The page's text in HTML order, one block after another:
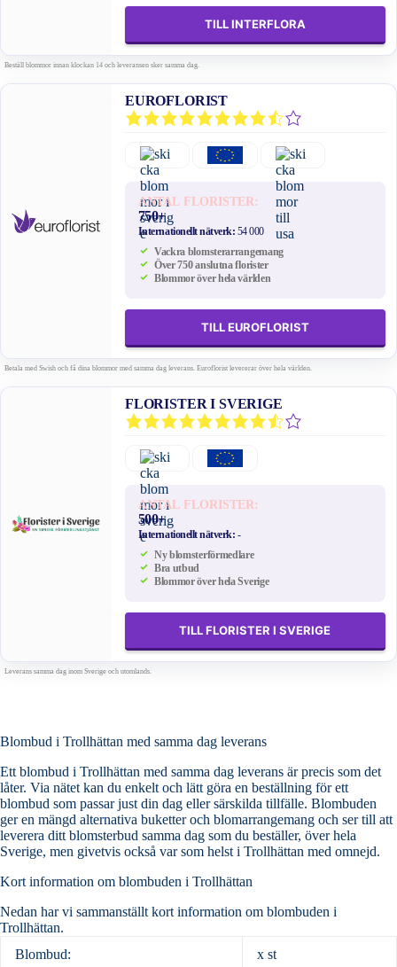
TILL INTERFLORA
Beställ blommor innan klockan 14 och leveransen sker samma dag.
EUROFLORIST
ANTAL FLORISTER:
750+
Internationellt nätverk: 54 000
Vackra blomsterarrangemang
Över 750 anslutna florister
Blommor över hela världen
TILL EUROFLORIST
Betala med Swish och få dina blommor med samma dag leverans. Euroflorist levererar över hela världen.
FLORISTER I SVERIGE
ANTAL FLORISTER:
500+
Internationellt nätverk: -
Ny blomsterförmedlare
Bra utbud
Blommor över hela Sverige
TILL FLORISTER I SVERIGE
Leverans samma dag inom Sverige och utomlands.
Blombud i Trollhättan med samma dag leverans
Ett blombud i Trollhättan med samma dag leverans är precis som det
låter. Via nätet kan du enkelt och lätt göra en beställning för ett
blombud som passar just din dag eller särskilda tillfälle. Blombuden
ger en mängd alternativa buketter och blomarrangemang och ser till att
leverera ditt blomsterbud samma dag som du beställer, över hela
Sverige, men givetvis också var som helst i Trollhättan med omnejd.
Kort information om blombuden i Trollhättan
Nedan har vi sammanställt kort information om blombuden i
Trollhättan.
Blombud:
x st